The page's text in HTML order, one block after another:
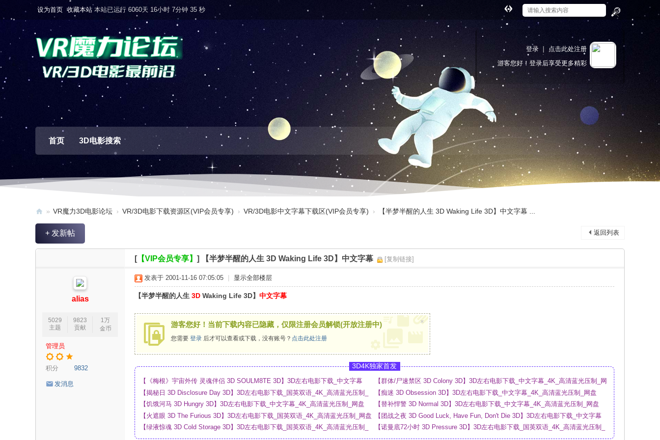
设为首页 收藏本站 本站已运行 6060天 16小时 7分钟 36 秒
索
切
换
宽
版
登录
点击此处注册
游客您好！登录后享受更多精彩
首页 3D电影搜索
V
» VR魔力3D电影论坛 › VR/3D电影下载资源区(VIP会员专享) › VR/3D电影中文字幕下载区(VIP会员专享) › 【半梦半醒的人生 3D Waking Life 3D】中文字幕 ...
返回列表
+ 发新帖
[【VIP会员专享】 ] 【半梦半醒的人生 3D Waking Life 3D】中文字幕 [复制链接]
alias
5029
主题
9823
贡献
1万
金币
管理员
积分 9832
发消息
发表于 2001-11-16 07:05:05 显示全部楼层
【半梦半醒的人生 3D Waking Life 3D】 中文字幕
游客您好！当前下载内容已隐藏，仅限注册会员解锁(开放注册中)
您需要 登录 后才可以查看或下载，没有账号？ 点击此处注册
×
3D4K独家首发
【《梅根》宇宙外传 灵魂伴侣 3D SOULM8TE 3D】3D左右电影下载_中文字幕
_4K_高清蓝光压制_网盘
【群体/尸速禁区 3D Colony 3D】3D左右电影下载_中文字幕_4K_高清蓝光压制_网
盘
【揭秘日 3D Disclosure Day 3D】3D左右电影下载_国英双语_4K_高清蓝光压制_
网盘
【痴迷 3D Obsession 3D】3D左右电影下载_中文字幕_4K_高清蓝光压制_网盘
【饥饿河马 3D Hungry 3D】3D左右电影下载_中文字幕_4K_高清蓝光压制_网盘
【替补悍警 3D Normal 3D】3D左右电影下载_中文字幕_4K_高清蓝光压制_网盘
【火遮眼 3D The Furious 3D】3D左右电影下载_国英双语_4K_高清蓝光压制_网盘
【团战之夜 3D Good Luck, Have Fun, Don't Die 3D】3D左右电影下载_中文字幕
_4K_高清蓝光压制_网盘
【绿液惊魂 3D Cold Storage 3D】3D左右电影下载_国英双语_4K_高清蓝光压制_
【诺曼底72小时 3D Pressure 3D】3D左右电影下载_国英双语_4K_高清蓝光压制_